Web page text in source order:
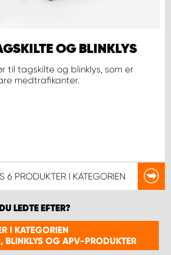
OG BLINKLYS
til tagskilte og blinklys, som er
medtrafikanter.
6 PRODUKTER I KATEGORIEN
LEDTE EFTER?
I KATEGORIEN
BLINKLYS OG APV-PRODUKTER